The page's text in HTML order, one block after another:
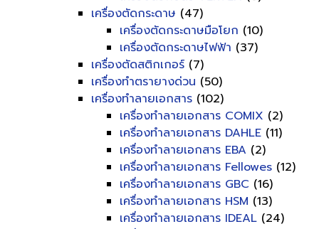
เครื่องตัดกระดาษ (47)
เครื่องตัดกระดาษมือโยก (10)
เครื่องตัดกระดาษไฟฟ้า (37)
เครื่องตัดสติกเกอร์ (7)
เครื่องทำตรายางด่วน (50)
เครื่องทำลายเอกสาร (102)
เครื่องทำลายเอกสาร COMIX (2)
เครื่องทำลายเอกสาร DAHLE (11)
เครื่องทำลายเอกสาร EBA (2)
เครื่องทำลายเอกสาร Fellowes (12)
เครื่องทำลายเอกสาร GBC (16)
เครื่องทำลายเอกสาร HSM (13)
เครื่องทำลายเอกสาร IDEAL (24)